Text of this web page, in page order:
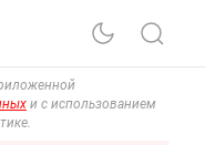
и с использованием